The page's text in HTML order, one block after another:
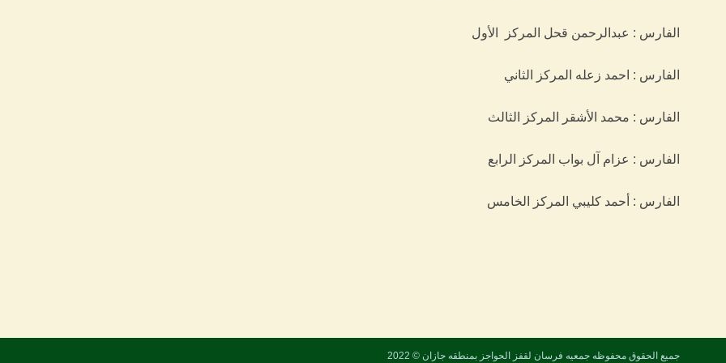
الفارس : عبدالرحمن قحل المركز الأول
الفارس : احمد زعله المركز الثاني
الفارس : محمد الأشقر المركز الثالث
الفارس : عزام آل بواب المركز الرابع
الفارس : أحمد كليبي المركز الخامس
جميع الحقوق محفوظه جمعيه فرسان لقفز الحواجز بمنطقه جازان © 2022